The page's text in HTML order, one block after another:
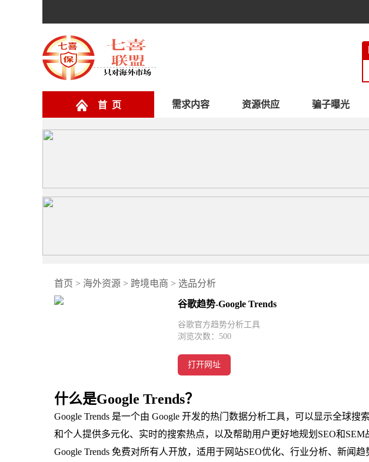
首 页 需求内容 资源供应 骗子曝光
首页 > 海外资源 > 跨境电商 > 选品分析
谷歌趋势-Google Trends
谷歌官方趋势分析工具
浏览次数： 500
打开网址
什么是Google Trends？
Google Trends 是一个由 Google 开发的热门数据分析工具，可以显示全球
和个人提供多元化、实时的搜索热点，以及帮助用户更好地规划SEO和SEM
Google Trends 免费对所有人开放，适用于网站SEO优化、行业分析、新闻